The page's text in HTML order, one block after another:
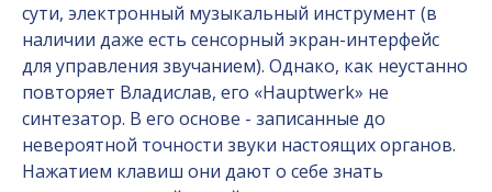
сути, электронный музыкальный инструмент (в
наличии даже есть сенсорный экран-интерфейс
для управления звучанием). Однако, как неустанно
повторяет Владислав, его «Hauptwerk» не
синтезатор. В его основе - записанные до
невероятной точности звуки настоящих органов.
Нажатием клавиш они дают о себе знать